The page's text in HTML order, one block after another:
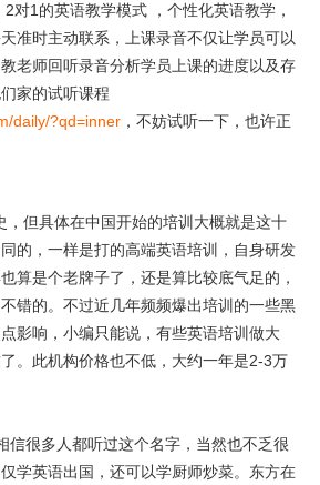
对1的英语教学模式 ，个性化英语教学，
准时主动联系，上课录音不仅让学员可以
老师回听录音分析学员上课的进度以及存
家的试听课程
daily/?qd=inner ，不妨试听一下，也许正
具体在中国开始的培训大概就是这十
的，一样是打的高端英语培训，自身研发
算是个老牌子了，还是算比较底气足的，
错的。不过近几年频频爆出培训的一些黑
影响，小编只能说，有些英语培训做大
。此机构价格也不低，大约一年是2-3万
很多人都听过这个名字，当然也不乏很
学英语出国，还可以学厨师炒菜。东方在